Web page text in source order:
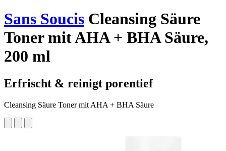
Sans Soucis Cleansing Säure
Toner mit AHA + BHA Säure,
200 ml
Erfrischt & reinigt porentief
Cleansing Säure Toner mit AHA + BHA Säure